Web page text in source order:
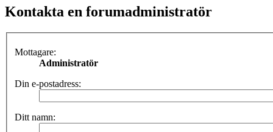
Kontakta en forumadministratör
Mottagare:
Administratör
Din e-postadress:
Ditt namn: